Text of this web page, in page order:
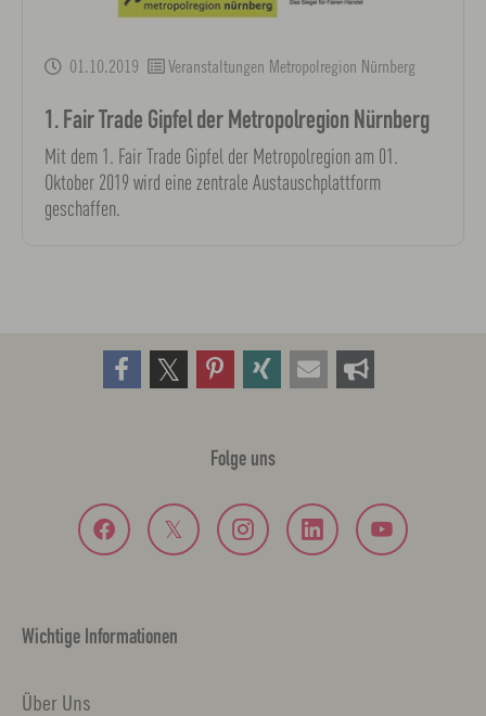
01.10.2019 Veranstaltungen Metropolregion Nürnberg
1. Fair Trade Gipfel der Metropolregion Nürnberg
Mit dem 1. Fair Trade Gipfel der Metropolregion am 01.
Oktober 2019 wird eine zentrale Austauschplattform
geschaffen.
Folge uns
Wichtige Informationen
Über Uns